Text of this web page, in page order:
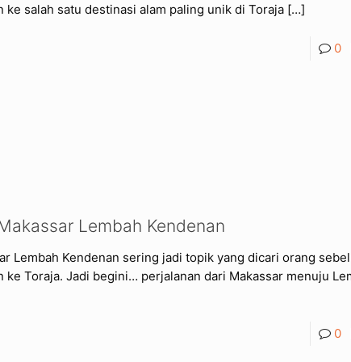
ke salah satu destinasi alam paling unik di Toraja […]
0
Lembah Kendenan
Lembah Kendenan sering jadi topik yang dicari orang
ke Toraja. Jadi begini… perjalanan dari Makassar menuju
0